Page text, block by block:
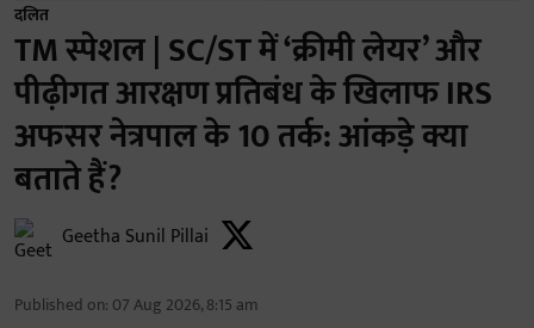
दलित
TM स्पेशल | SC/ST में ‘क्रीमी लेयर’ और
पीढ़ीगत आरक्षण प्रतिबंध के खिलाफ IRS
अफसर नेत्रपाल के 10 तर्क: आंकड़े क्या
बताते हैं?
Geetha Sunil Pillai
Published on: 07 Aug 2026, 8:15 am